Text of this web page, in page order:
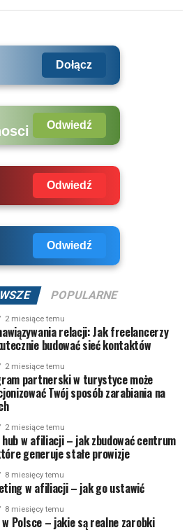
Dołącz
Odwiedź
Odwiedź
Odwiedź
POPULARNE
2 miesiące temu
relacji: Jak freelancerzy
budować sieć kontaktów
2 miesiące temu
partnerski w turystyce może
Twój sposób zarabiania na
2 miesiące temu
w afiliacji – jak zbudować centrum
generuje stałe prowizje
8 miesięcy temu
w afiliacji – jak go ustawić
8 miesięcy temu
Polsce – jakie są realne zarobki